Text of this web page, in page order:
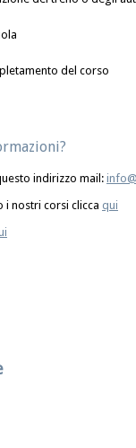
del corso
indirizzo mail:
i nostri corsi clicca qui